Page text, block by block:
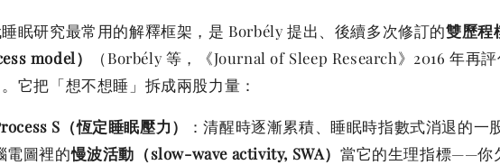
眠研究最常用的解釋框架，是 Borbély 提出、後續多次修訂的雙歷程
model）
（Borbély 等，《Journal of Sleep Research》2016 年再
它把「想不想睡」拆成兩股力量：
S（恆定睡眠壓力）
：清醒時逐漸累積、睡眠時指數式消退的一
電圖裡的慢波活動（slow-wave activity, SWA） 當它的生理指標——你